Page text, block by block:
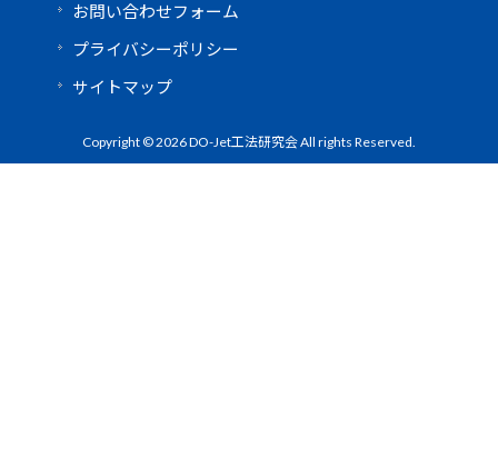
お問い合わせフォーム
プライバシーポリシー
サイトマップ
Copyright © 2026 DO-Jet工法研究会 All rights Reserved.